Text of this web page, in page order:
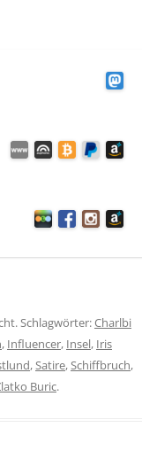
Schlagwörter:Charlbi
, Influencer, Insel, Iris
, Satire, Schiffbruch,
Buric.